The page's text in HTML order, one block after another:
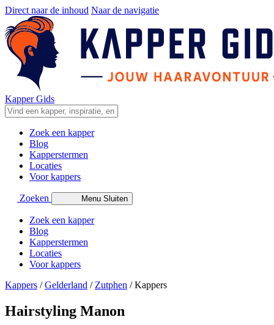
Direct naar de inhoud Naar de navigatie
Kapper Gids
Zoek een kapper
Blog
Kapperstermen
Locaties
Voor kappers
Zoeken Menu Sluiten
Zoek een kapper
Blog
Kapperstermen
Locaties
Voor kappers
Kappers /Gelderland / Zutphen /Kappers
Hairstyling Manon